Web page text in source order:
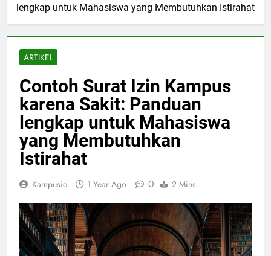
lengkap untuk Mahasiswa yang Membutuhkan Istirahat
ARTIKEL
Contoh Surat Izin Kampus
karena Sakit: Panduan
lengkap untuk Mahasiswa
yang Membutuhkan
Istirahat
Kampusid 1 Year Ago 0 2 Mins